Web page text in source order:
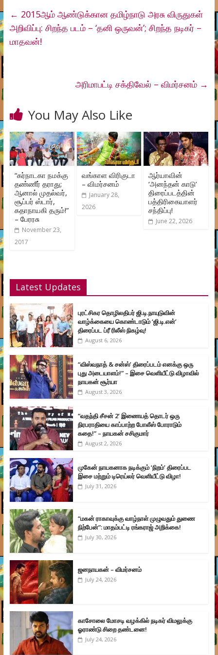
← 2015ஆம் ஆண்டுக்கான தமிழ்நாடு அரசு விருதுகள்
அறிவிப்பு: சிறந்த படம் – ‘தனி ஒருவன்’; சிறந்த நடிகர் –
மாதவன்!
அரிமாபட்டி சக்திவேல் – விமர்சனம் →
You May Also Like
“கர்நாடகா நமக்கு
தண்ணீர் தராது;
ஆனால் முதல்வர்,
சூப்பர் ஸ்டார்,
கதாநாயகி தரும்!”
– பேரரசு
November 23,
2017
வங்காள விரிகுடா
– விமர்சனம்
January 28,
2026
ஆர்யாவின்
‘அனந்தன் காடு’
திரைப்படத்தின்
பத்திரிகையாளர்
சந்திப்பு!
June 22, 2026
Latest Updates
புரட்சிகர தொழிலதிபர் ஜி.டி.நாயுடுவின்
வாழ்க்கையை கொண்டாடும் ‘ஜி.டி.என்’
திரைப்பட ப்ரீ ரிலீஸ் நிகழ்வு!
August 6, 2026
“விஸ்வநாத் & சன்ஸ்’ திரைப்படம் எனக்கு ஒரு
புது அடையாளம்!” – இசை வெளியீட்டு விழாவில்
நாயகன் சூர்யா
August 3, 2026
“வதந்தி சீசன் 2’ இணையத் தொடர் ஒரு
நிரபராதியை காப்பாற்ற போலீஸ் போராடும்
கதை!” – நாயகன் சசிகுமார்
August 2, 2026
முகேன் நாயகனாக நடிக்கும் ‘நிறம்’ திரைப்பட
இசை மற்றும் டிரெய்லர் வெளியீட்டு விழா!
July 31, 2026
“மகன் ராகாவுக்கு வாழ்நாள் முழுவதும் துணை
நிற்பேன்”: மாதம்பட்டி ரங்கராஜ் அறிக்கை!
July 30, 2026
ஜனநாயகன் – விமர்சனம்
July 24, 2026
காசோலை மோசடி வழக்கில் நடிகர் விமலுக்கு
ஓராண்டு சிறை தண்டனை!
July 24, 2026